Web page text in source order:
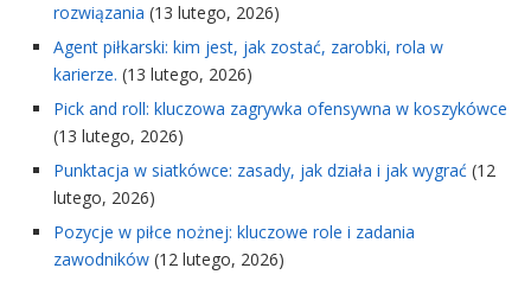
rozwiązania (13 lutego, 2026)
Agent piłkarski: kim jest, jak zostać, zarobki, rola w
karierze. (13 lutego, 2026)
Pick and roll: kluczowa zagrywka ofensywna w koszykówce
(13 lutego, 2026)
Punktacja w siatkówce: zasady, jak działa i jak wygrać (12
lutego, 2026)
Pozycje w piłce nożnej: kluczowe role i zadania
zawodników (12 lutego, 2026)